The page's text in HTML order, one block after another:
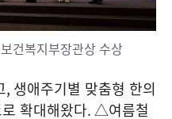
건복지부장관상 수상
, 생애주기별 맞춤형 한의
확대해왔다.△여름철